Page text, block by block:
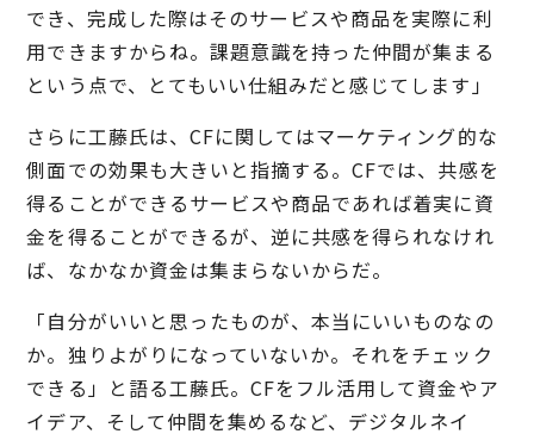
でき、完成した際はそのサービスや商品を実際に利
用できますからね。課題意識を持った仲間が集まる
という点で、とてもいい仕組みだと感じてします」
さらに工藤氏は、CFに関してはマーケティング的な
側面での効果も大きいと指摘する。CFでは、共感を
得ることができるサービスや商品であれば着実に資
金を得ることができるが、逆に共感を得られなけれ
ば、なかなか資金は集まらないからだ。
「自分がいいと思ったものが、本当にいいものなの
か。独りよがりになっていないか。それをチェック
できる」と語る工藤氏。CFをフル活用して資金やア
イデア、そして仲間を集めるなど、デジタルネイ